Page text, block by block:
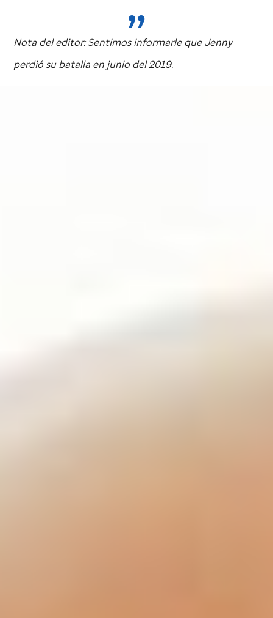
Nota del editor: Sentimos informarle que Jenny
perdió su batalla en junio del 2019.